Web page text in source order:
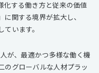
化する働き方と従来の価値
関する境界が拡大し、
います。
が、最適かつ多様な働く機
のグローバルな人材プラッ